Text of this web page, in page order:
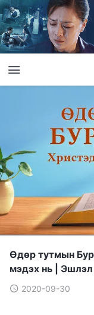
Өдөр тутмын
мэдэх нь |
2020-09-30